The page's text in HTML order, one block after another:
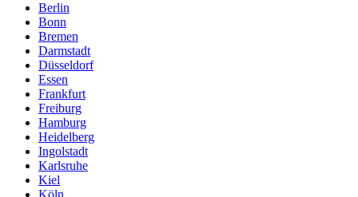
Berlin
Bonn
Bremen
Darmstadt
Düsseldorf
Essen
Frankfurt
Freiburg
Hamburg
Heidelberg
Ingolstadt
Karlsruhe
Kiel
Köln